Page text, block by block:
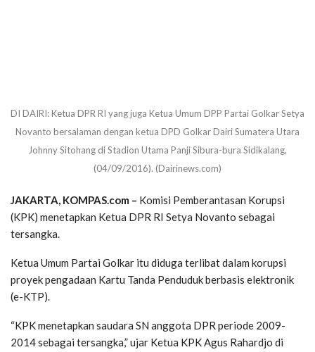
DI DAIRI: Ketua DPR RI yang juga Ketua Umum DPP Partai Golkar Setya
Novanto bersalaman dengan ketua DPD Golkar Dairi Sumatera Utara
Johnny Sitohang di Stadion Utama Panji Sibura-bura Sidikalang,
(04/09/2016). (Dairinews.com)
JAKARTA, KOMPAS.com – Komisi Pemberantasan Korupsi
(KPK) menetapkan Ketua DPR RI Setya Novanto sebagai
tersangka.
Ketua Umum Partai Golkar itu diduga terlibat dalam korupsi
proyek pengadaan Kartu Tanda Penduduk berbasis elektronik
(e-KTP).
“KPK menetapkan saudara SN anggota DPR periode 2009-
2014 sebagai tersangka,” ujar Ketua KPK Agus Rahardjo di